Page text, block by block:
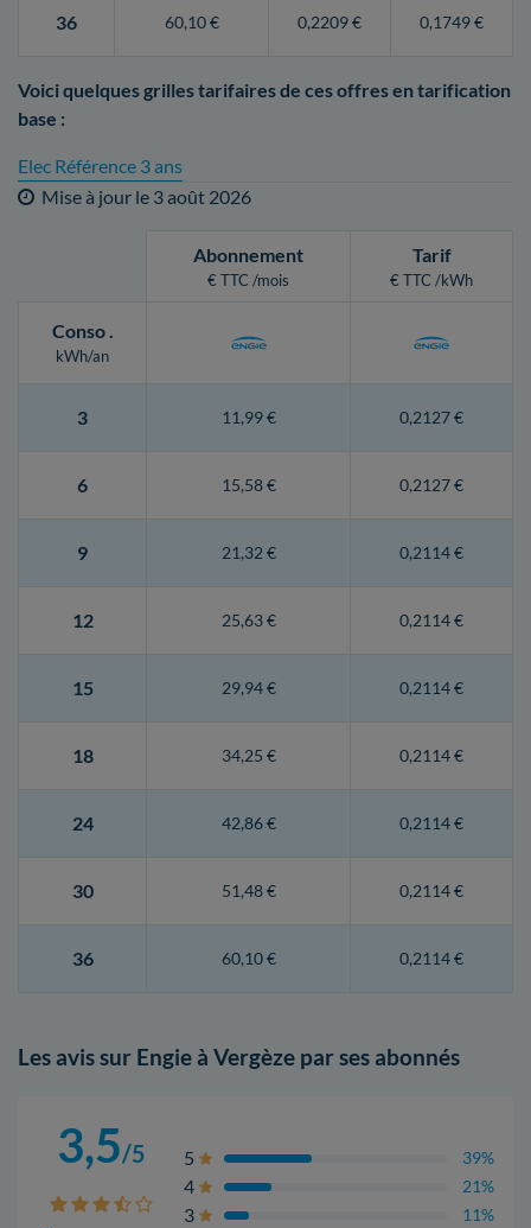
36 60,10 € 0,2209 € 0,1749 €
Voici quelques grilles tarifaires de ces offres en tarification
base :
Elec Référence 3 ans
Mise à jour le 3 août 2026
Abonnement
€ TTC /mois
Tarif
€ TTC /kWh
Conso.
kWh/an
3 11,99 € 0,2127 €
6 15,58 € 0,2127 €
9 21,32 € 0,2114 €
12 25,63 € 0,2114 €
15 29,94 € 0,2114 €
18 34,25 € 0,2114 €
24 42,86 € 0,2114 €
30 51,48 € 0,2114 €
36 60,10 € 0,2114 €
Les avis sur Engie à Vergèze par ses abonnés
3,5/5 5 39%
4 21%
3 11%